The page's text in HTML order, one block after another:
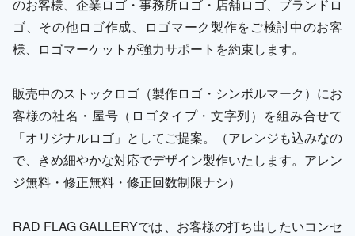
のお客様、企業ロゴ・事務所ロゴ・店舗ロゴ、ブランドロ
ゴ、その他ロゴ作成、ロゴマーク製作をご検討中のお客
様、ロゴマーケットが強力サポートを約束します。
販売中のストックロゴ（製作ロゴ・シンボルマーク）にお
客様の社名・屋号（ロゴタイプ・文字列）を組み合せて
「オリジナルロゴ」としてご提案。（アレンジも込みなの
で、きめ細やかな対応でデザイン製作いたします。アレン
ジ無料・修正無料・修正回数制限ナシ）
RAD FLAG GALLERYでは、お客様の打ち出したいコンセ